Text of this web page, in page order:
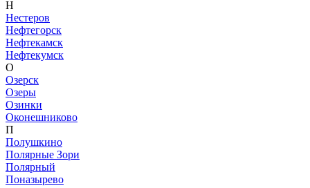
Н
Нестеров
Нефтегорск
Нефтекамск
Нефтекумск
О
Озерск
Озеры
Озинки
Оконешниково
П
Полушкино
Полярные Зори
Полярный
Поназырево